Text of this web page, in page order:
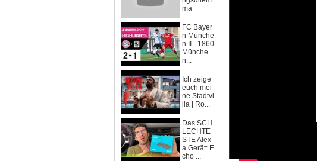
ma
FC Bayer
n Münche
n II - 1860
Münche
n...
Ich zeige
euch mei
ne Stadtvi
lla | Ro...
Das SCH
LECHTE
STE Alex
a Gerät: E
cho ...